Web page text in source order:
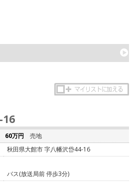
16
60万円
売地
秋田県大館市 字八幡沢岱44-16
バス(放送局前 停歩3分)